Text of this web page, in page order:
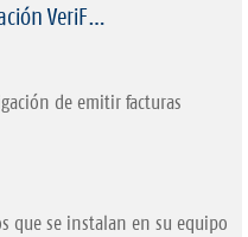
VeriF…
de emitir facturas
que se instalan en su equipo